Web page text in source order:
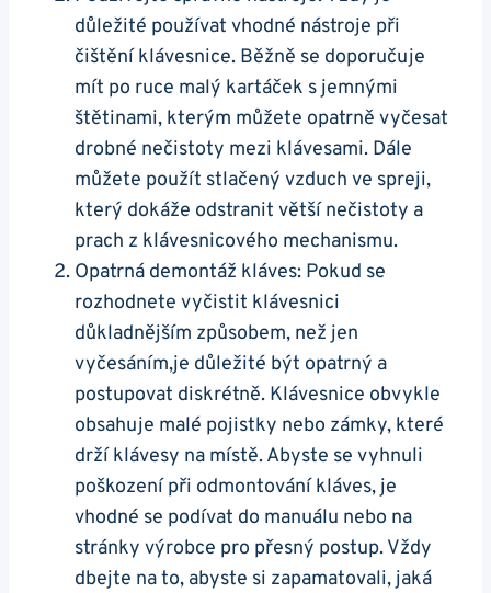
důležité⁢ používat vhodné nástroje při
čištění klávesnice. Běžně ⁢se doporučuje
mít po ruce malý kartáček s jemnými
štětinami, kterým můžete opatrně vyčesat
drobné nečistoty mezi klávesami. Dále
můžete použít stlačený vzduch ‍ve spreji,
⁣který dokáže odstranit větší nečistoty a
prach z klávesnicového mechanismu.
Opatrná demontáž⁤ kláves:​ Pokud se
rozhodnete vyčistit klávesnici
důkladnějším způsobem, než​ jen
vyčesáním,je důležité být opatrný ⁤a
postupovat diskrétně. Klávesnice obvykle
obsahuje malé pojistky nebo zámky, které
drží klávesy na​ místě. Abyste se vyhnuli
poškození při odmontování kláves, je
vhodné se ⁣podívat do ‌manuálu nebo na
stránky výrobce pro přesný postup. Vždy
dbejte na to, abyste si zapamatovali, jaká